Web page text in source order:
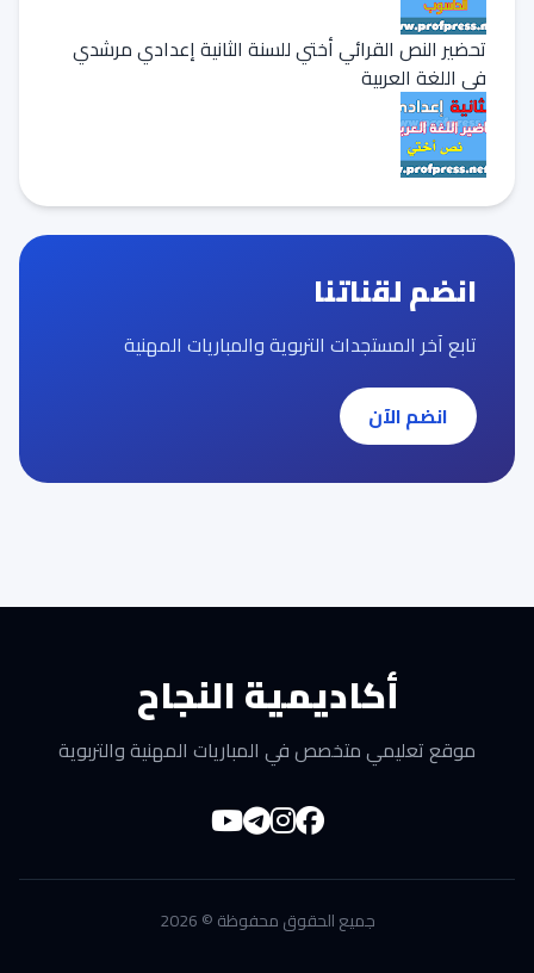
تحضير النص القرائي أختي للسنة الثانية إعدادي مرشدي
في اللغة العربية
انضم لقناتنا
تابع آخر المستجدات التربوية والمباريات المهنية
انضم الآن
أكاديمية النجاح
موقع تعليمي متخصص في المباريات المهنية والتربوية
جميع الحقوق محفوظة © 2026